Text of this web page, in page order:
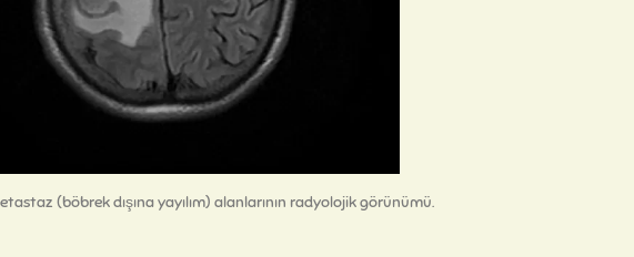
(böbrek dışına yayılım) alanlarının radyolojik görünümü.